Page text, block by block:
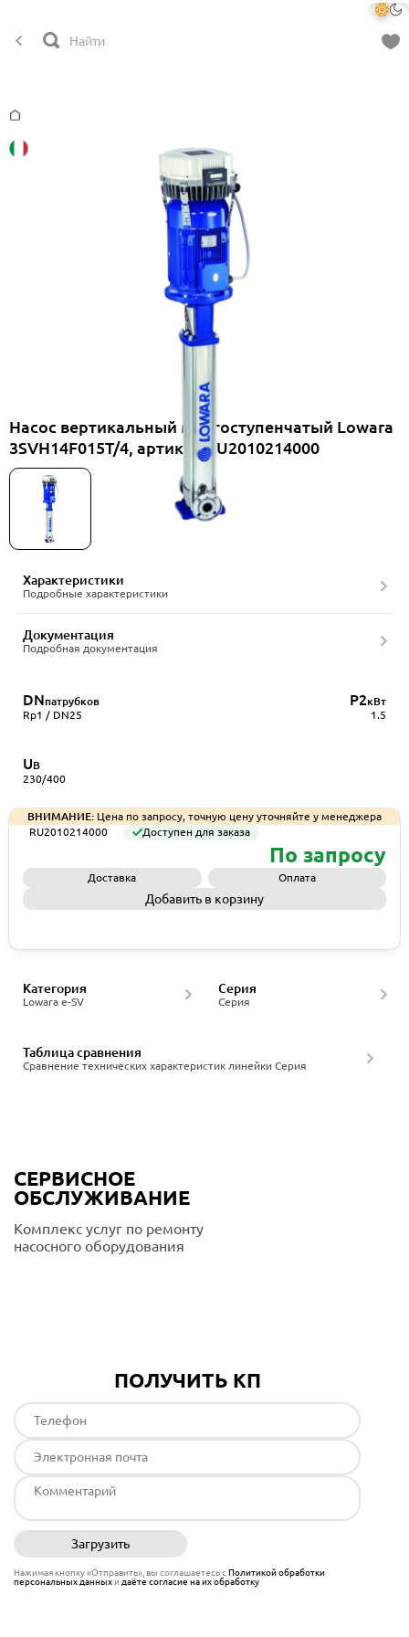
Насос вертикальный многоступенчатый Lowara
3SVH14F015T/4, артикул RU2010214000
Характеристики
Подробные характеристики
Документация
Подробная документация
DNпатрубков
Rp1 / DN25
P2кВт
1.5
UВ
230/400
ВНИМАНИЕ: Цена по запросу, точную цену уточняйте у менеджера
RU2010214000
Доступен для заказа
По запросу
Доставка Оплата
Добавить в корзину
Lowara e-SV
Категория
Серия
Серия
Сравнение технических характеристик линейки Серия
Таблица сравнения
СЕРВИСНОЕ
ОБСЛУЖИВАНИЕ
Комплекс услуг по ремонту
насосного оборудования
ПОЛУЧИТЬ КП
Загрузить
Нажимая кнопку «Отправить», вы соглашаетесь сПолитикой обработки
персональных данныхи даёте согласие на их обработку